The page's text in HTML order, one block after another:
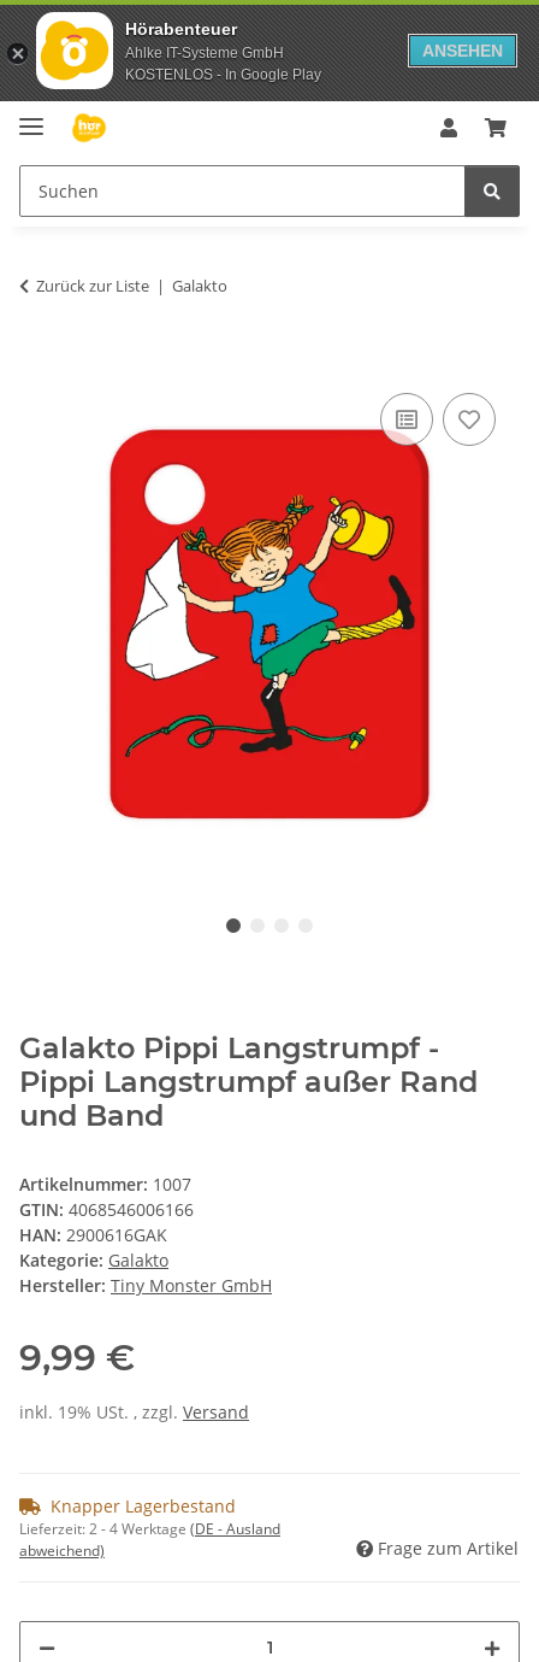
Hörabenteuer
Ahlke IT-Systeme GmbH
KOSTENLOS - In Google Play
ANSEHEN
Zurück zur Liste Galakto
Galakto Pippi Langstrumpf -
Pippi Langstrumpf außer Rand
und Band
Artikelnummer: 1007
GTIN: 4068546006166
HAN: 2900616GAK
Kategorie: Galakto
Hersteller: Tiny Monster GmbH
9,99 €
inkl. 19% USt. , zzgl. Versand
Knapper Lagerbestand
Lieferzeit:2 - 4 Werktage (DE - Ausland
abweichend)
Frage zum Artikel